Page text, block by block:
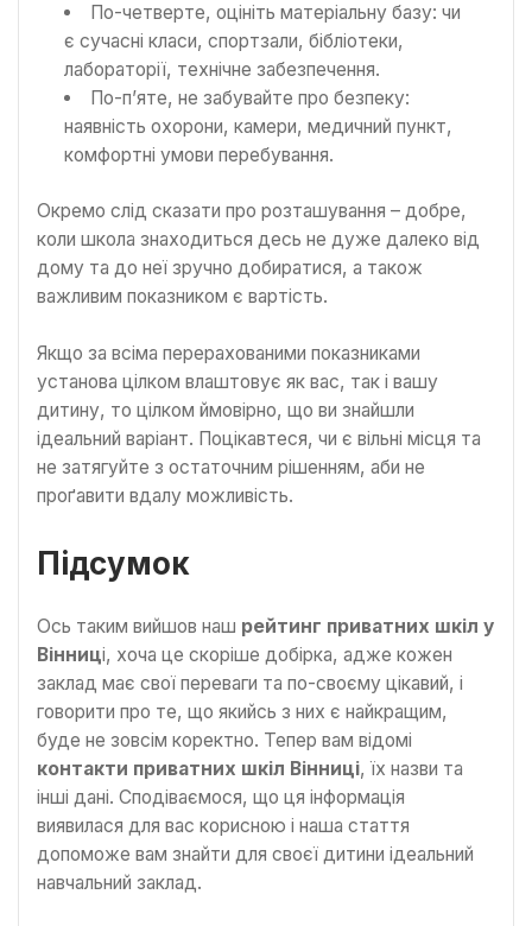
По-четверте, оцініть матеріальну базу: чи
є сучасні класи, спортзали, бібліотеки,
лабораторії, технічне забезпечення.
По-п’яте, не забувайте про безпеку:
наявність охорони, камери, медичний пункт,
комфортні умови перебування.
Окремо слід сказати про розташування – добре,
коли школа знаходиться десь не дуже далеко від
дому та до неї зручно добиратися, а також
важливим показником є вартість.
Якщо за всіма перерахованими показниками
установа цілком влаштовує як вас, так і вашу
дитину, то цілком ймовірно, що ви знайшли
ідеальний варіант. Поцікавтеся, чи є вільні місця та
не затягуйте з остаточним рішенням, аби не
проґавити вдалу можливість.
Підсумок
Ось таким вийшов наш рейтинг приватних шкіл у
Вінниці, хоча це скоріше добірка, адже кожен
заклад має свої переваги та по-своєму цікавий, і
говорити про те, що якийсь з них є найкращим,
буде не зовсім коректно. Тепер вам відомі
контакти приватних шкіл Вінниці, їх назви та
інші дані. Сподіваємося, що ця інформація
виявилася для вас корисною і наша стаття
допоможе вам знайти для своєї дитини ідеальний
навчальний заклад.